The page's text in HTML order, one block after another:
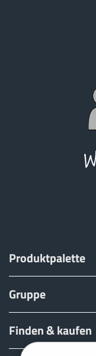
Produktpalette
Gruppe
Finden & kaufen